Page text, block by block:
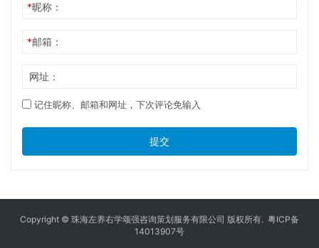
*昵称：
*邮箱：
网址：
记住昵称、邮箱和网址，下次评论免输入
提交
Copyright © 珠海左养右学颂强咨询策划服务有限公司 版权所有. 粤ICP备
14013907号